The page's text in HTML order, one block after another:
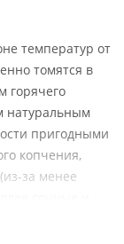
температур от
томятся в
горячего
натуральным
пригодными
копчения,
за менее